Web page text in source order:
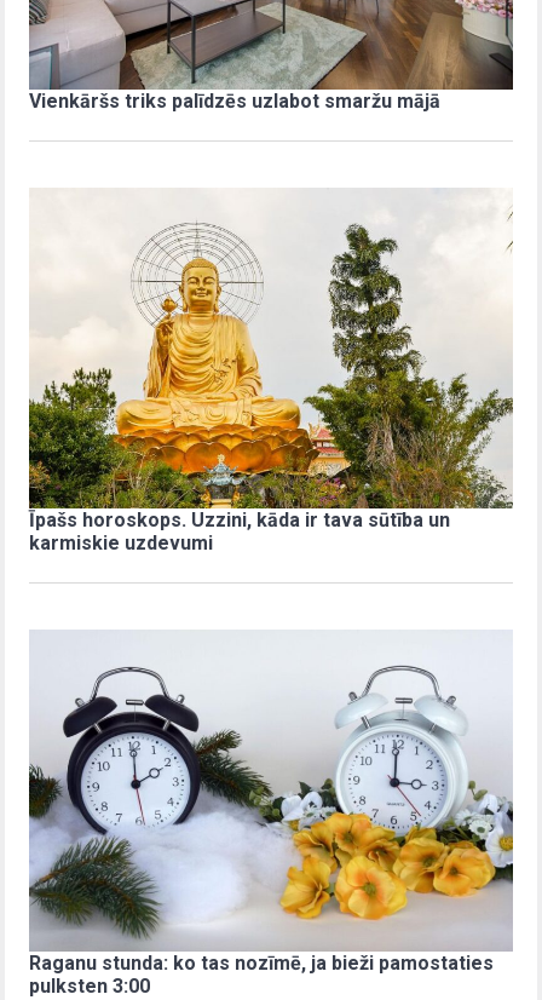
Vienkāršs triks palīdzēs uzlabot smaržu mājā
Īpašs horoskops. Uzzini, kāda ir tava sūtība un
karmiskie uzdevumi
Raganu stunda: ko tas nozīmē, ja bieži pamostaties
pulksten 3:00